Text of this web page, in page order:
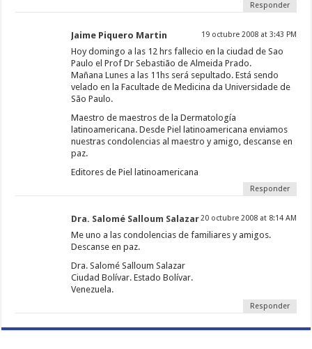
Responder
Jaime Piquero Martin 19 octubre 2008 at 3:43 PM
Hoy domingo a las 12 hrs fallecio en la ciudad de Sao
Paulo el Prof Dr Sebastião de Almeida Prado.
Mañana Lunes a las 11hs será sepultado. Está sendo
velado en la Facultade de Medicina da Universidade de
São Paulo.
Maestro de maestros de la Dermatología
latinoamericana. Desde Piel latinoamericana enviamos
nuestras condolencias al maestro y amigo, descanse en
paz.
Editores de Piel latinoamericana
Responder
Dra. Salomé Salloum Salazar20 octubre 2008 at 8:14 AM
Me uno a las condolencias de familiares y amigos.
Descanse en paz.
Dra. Salomé Salloum Salazar
Ciudad Bolívar. Estado Bolívar.
Venezuela.
Responder